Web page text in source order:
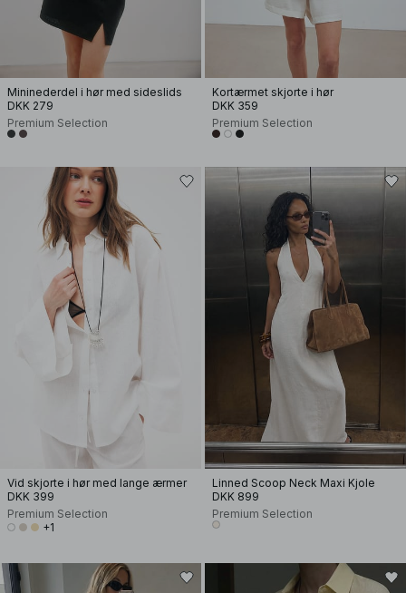
Mininederdel i hør med sideslids
DKK 279
Premium Selection
Kortærmet skjorte i hør
DKK 359
Premium Selection
Vid skjorte i hør med lange ærmer
DKK 399
Premium Selection
+1
Linned Scoop Neck Maxi Kjole
DKK 899
Premium Selection